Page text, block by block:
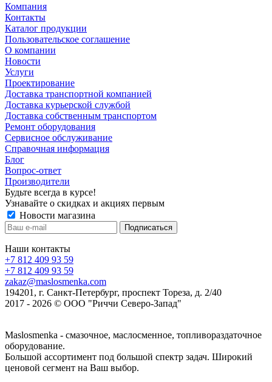
Компания
Контакты
Каталог продукции
Пользовательское соглашение
О компании
Новости
Услуги
Проектирование
Доставка транспортной компанией
Доставка курьерской службой
Доставка собственным транспортом
Ремонт оборудования
Сервисное обслуживание
Справочная информация
Блог
Вопрос-ответ
Производители
Будьте всегда в курсе!
Узнавайте о скидках и акциях первым
Новости магазина
Наши контакты
+7 812 409 93 59
+7 812 409 93 59
zakaz@maslosmenka.com
194201, г. Санкт-Петербург, проспект Тореза, д. 2/40
2017 - 2026 © ООО "Риччи Северо-Запад"
Maslosmenka - смазочное, маслосменное, топливораздаточное
оборудование.
Большой ассортимент под большой спектр задач. Широкий
ценовой сегмент на Ваш выбор.